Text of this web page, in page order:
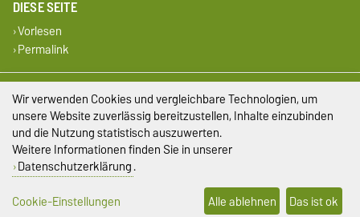
DIESE SEITE
Vorlesen
Permalink
Impressum
Datenschutz
Barrierefreiheit
Cookie-Einstellungen
Wir verwenden Cookies und vergleichbare Technologien, um
unsere Website zuverlässig bereitzustellen, Inhalte einzubinden
und die Nutzung statistisch auszuwerten.
Weitere Informationen finden Sie in unserer
Datenschutzerklärung.
Cookie-Einstellungen
Alle ablehnen Das ist ok